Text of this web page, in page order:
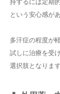
持するには定期
という安心感が
多汗症の程度が
試しに治療を受
選択肢となります